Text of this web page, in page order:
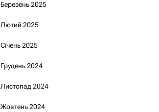
Березень 2025
Лютий 2025
Січень 2025
Грудень 2024
Листопад 2024
Жовтень 2024